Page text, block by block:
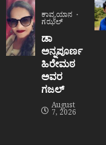
ಕಾವ್ಯಯಾನ
ಗಝಲ್
ಡಾ
ಅನ್ನಪೂರ್ಣ
ಹಿರೇಮಠ
ಅವರ
ಗಜಲ್
August
7, 2026